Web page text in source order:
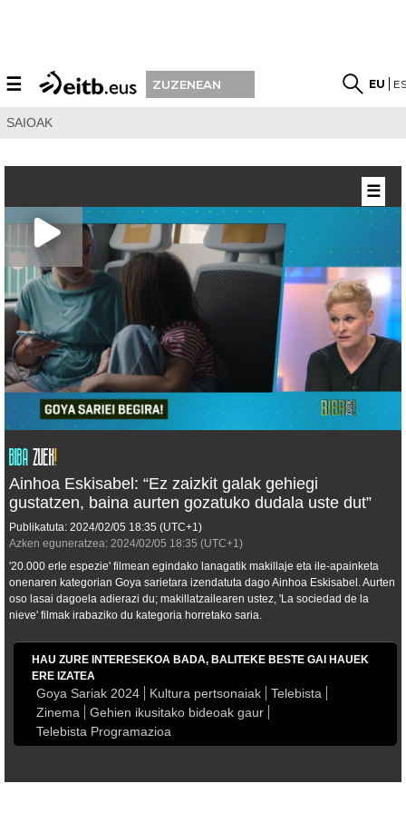
☰ ZUZENEAN EU
SAIOAK
Ainhoa Eskisabel: “Ez zaizkit galak gehiegi
gustatzen, baina aurten gozatuko dudala uste dut”
Publikatuta: 2024/02/05 18:35 (UTC+1)
Azken eguneratzea: 2024/02/05 18:35 (UTC+1)
'20.000 erle espezie' filmean egindako lanagatik makillaje eta ile-apainketa
onenaren kategorian Goya sarietara izendatuta dago Ainhoa Eskisabel. Aurten
oso lasai dagoela adierazi du; makillatzailearen ustez, 'La sociedad de la
nieve' filmak irabaziko du kategoria horretako saria.
HAU ZURE INTERESEKOA BADA, BALITEKE BESTE GAI HAUEK
ERE IZATEA
Goya Sariak 2024 Kultura pertsonaiak
Telebista
Zinema
Gehien ikusitako bideoak gaur
Telebista Programazioa
☰